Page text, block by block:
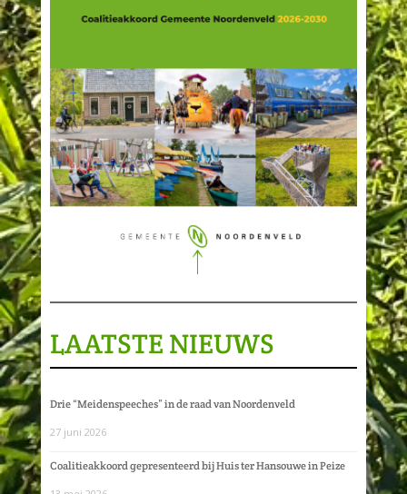
LAATSTE NIEUWS
Drie “Meidenspeeches” in de raad van Noordenveld
27 juni 2026
Coalitieakkoord gepresenteerd bij Huis ter Hansouwe in Peize